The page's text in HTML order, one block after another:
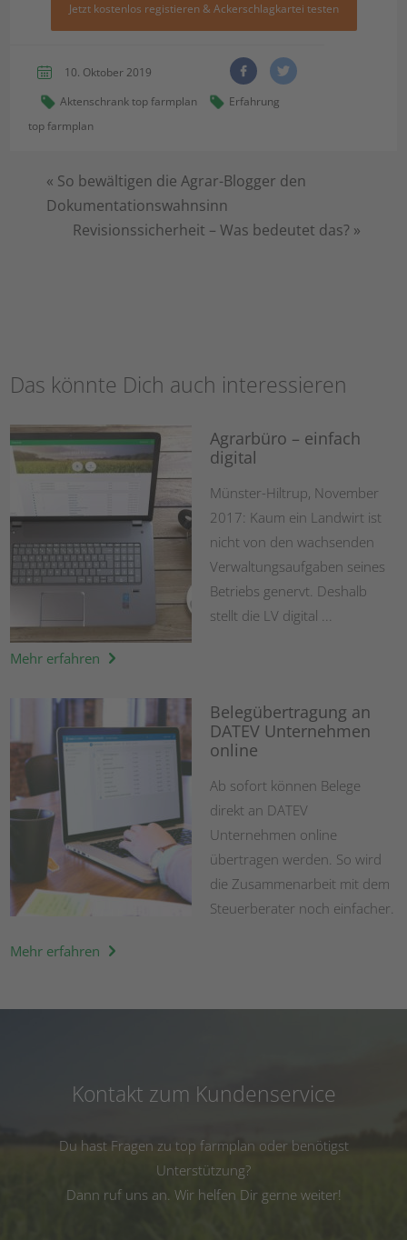
Jetzt kostenlos registieren & Ackerschlagkartei testen
10. Oktober 2019
Aktenschrank top farmplan
Erfahrung
top farmplan
« So bewältigen die Agrar-Blogger den
Dokumentationswahnsinn
Revisionssicherheit – Was bedeutet das? »
Das könnte Dich auch interessieren
Agrarbüro – einfach
digital
Münster-Hiltrup, November
2017: Kaum ein Landwirt ist
nicht von den wachsenden
Verwaltungsaufgaben seines
Betriebs genervt. Deshalb
stellt die LV digital ...
Mehr erfahren
Belegübertragung an
DATEV Unternehmen
online
Ab sofort können Belege
direkt an DATEV
Unternehmen online
übertragen werden. So wird
die Zusammenarbeit mit dem
Steuerberater noch einfacher.
Mehr erfahren
Kontakt zum Kundenservice
Du hast Fragen zu top farmplan oder benötigst
Unterstützung?
Dann ruf uns an. Wir helfen Dir gerne weiter!